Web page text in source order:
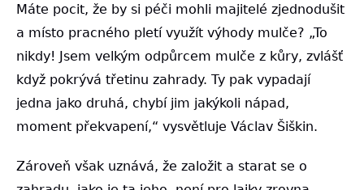
Máte pocit, že by si péči mohli majitelé zjednodušit
a místo pracného pletí využít výhody mulče? „To
nikdy! Jsem velkým odpůrcem mulče z kůry, zvlášť
když pokrývá třetinu zahrady. Ty pak vypadají
jedna jako druhá, chybí jim jakýkoli nápad,
moment překvapení,“ vysvětluje Václav Šiškin.
Zároveň však uznává, že založit a starat se o